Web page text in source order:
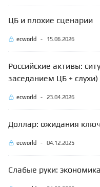
ЦБ и плохие сценарии
ecworld - 15.06.2026
Российские активы:
заседанием ЦБ + слухи)
ecworld - 23.04.2026
Доллар: ожидания
ecworld - 04.12.2025
Слабые руки: